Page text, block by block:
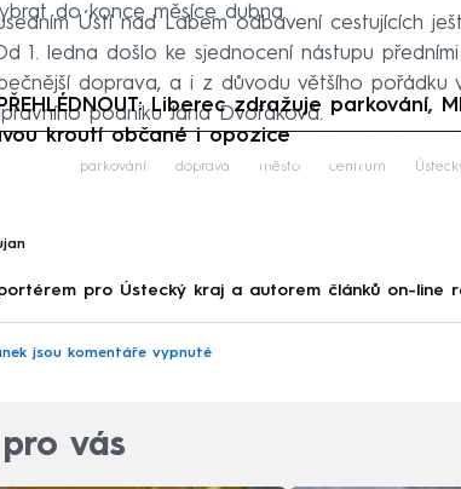
do konce měsíce dubna.
Ústí nad Labem odbavení cestujících
1. ledna došlo ke sjednocení nástupu
doprava, a i z důvodu většího pořádku
podniku Jana Dvořáková.
Liberec zdražuje parkování,
kroutí občané i opozice
Failed to fetch
parkování doprava město centrum
pro Ústecký kraj a autorem článků on-line
jsou komentáře vypnuté
vás